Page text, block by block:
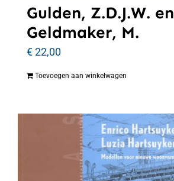
Gulden, Z.D.J.W. en
Geldmaker, M.
€22,00
Toevoegen aan winkelwagen